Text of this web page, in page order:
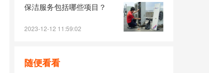
保洁服务包括哪些项目？
2023-12-12 11:59:02
随便看看